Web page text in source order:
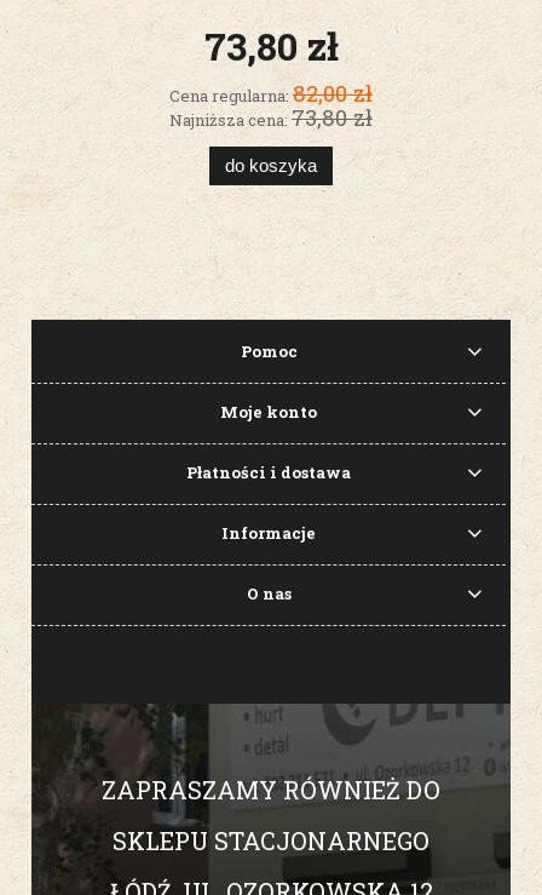
73,80 zł
Cena regularna: 82,00 zł
Najniższa cena: 73,80 zł
do koszyka
Pomoc
Moje konto
Płatności i dostawa
Informacje
O nas
ZAPRASZAMY RÓWNIEŻ DO
SKLEPU STACJONARNEGO